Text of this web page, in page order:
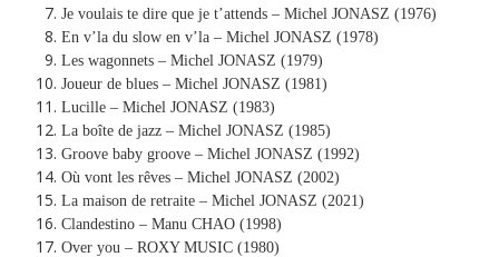
Je voulais te dire que je t’attends – Michel JONASZ (1976)
En v’la du slow en v’la – Michel JONASZ (1978)
Les wagonnets – Michel JONASZ (1979)
Joueur de blues – Michel JONASZ (1981)
Lucille – Michel JONASZ (1983)
La boîte de jazz – Michel JONASZ (1985)
Groove baby groove – Michel JONASZ (1992)
Où vont les rêves – Michel JONASZ (2002)
La maison de retraite – Michel JONASZ (2021)
Clandestino – Manu CHAO (1998)
Over you – ROXY MUSIC (1980)